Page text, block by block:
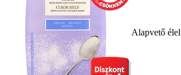
Alapvető